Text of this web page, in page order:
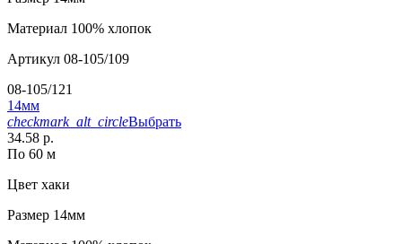
Материал 100% хлопок
Артикул 08-105/109
08-105/121
14мм
checkmark_alt_circleВыбрать
34.58 р.
По 60 м
Цвет хаки
Размер 14мм